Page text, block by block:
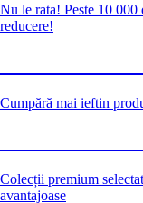
Nu le rata! Peste 10 000
reducere!
Cumpără mai ieftin
Colecții premium
avantajoase